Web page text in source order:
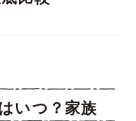
いつ？家族